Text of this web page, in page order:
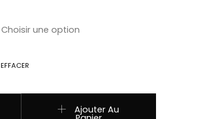
EFFACER
Ajouter Au